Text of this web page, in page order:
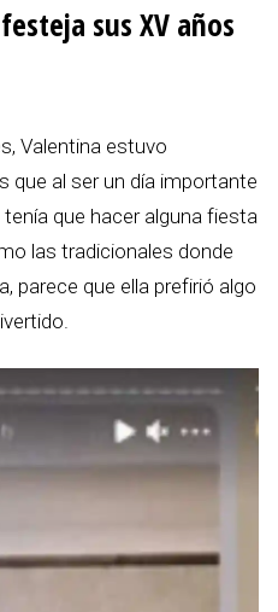
sus XV años
Valentina estuvo
que al ser un día importante
tenía que hacer alguna fiesta
las tradicionales donde
parece que ella prefirió algo